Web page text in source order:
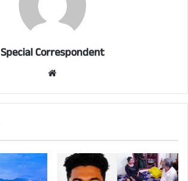
Special Correspondent